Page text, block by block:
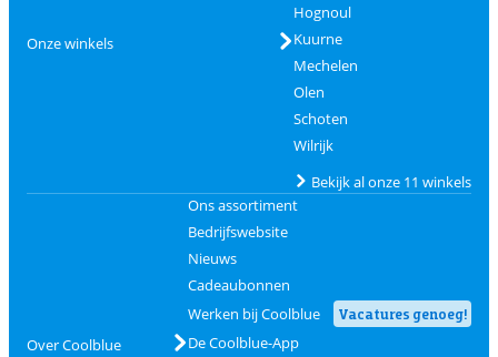
Onze winkels
Hognoul
Kuurne
Mechelen
Olen
Schoten
Wilrijk
Bekijk al onze 11 winkels
Over Coolblue
Ons assortiment
Bedrijfswebsite
Nieuws
Cadeaubonnen
Werken bij Coolblue
Vacatures genoeg!
De Coolblue-App